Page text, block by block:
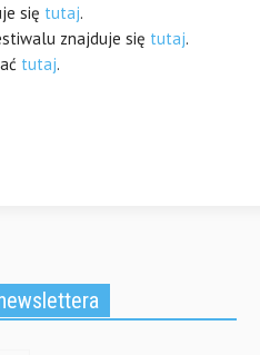
się tutaj.
znajduje się tutaj.
tutaj.